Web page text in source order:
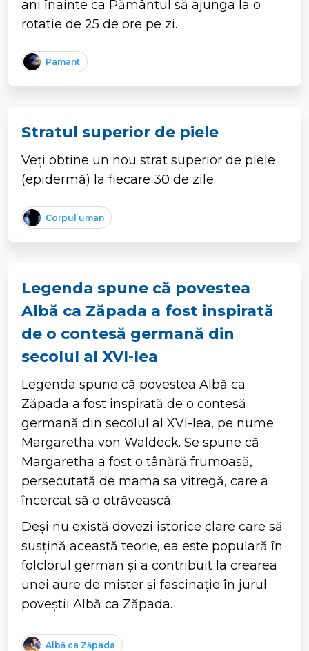
ani înainte ca Pământul să ajunga la o
rotatie de 25 de ore pe zi.
Pamant
Stratul superior de piele
Veți obține un nou strat superior de piele
(epidermă) la fiecare 30 de zile.
Corpul uman
Legenda spune că povestea
Albă ca Zăpada a fost inspirată
de o contesă germană din
secolul al XVI-lea
Legenda spune că povestea Albă ca
Zăpada a fost inspirată de o contesă
germană din secolul al XVI-lea, pe nume
Margaretha von Waldeck. Se spune că
Margaretha a fost o tânără frumoasă,
persecutată de mama sa vitregă, care a
încercat să o otrăvească.
Deși nu există dovezi istorice clare care să
susțină această teorie, ea este populară în
folclorul german și a contribuit la crearea
unei aure de mister și fascinație în jurul
poveștii Albă ca Zăpada.
Albă ca Zăpada